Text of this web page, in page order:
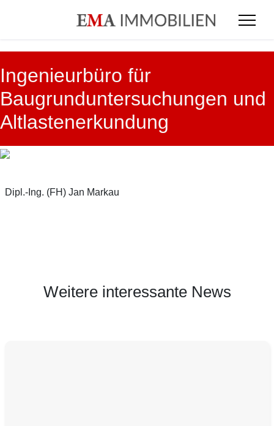
Ingenieurbüro für
Baugrunduntersuchungen und
Altlastenerkundung
Dipl.-Ing. (FH) Jan Markau
Weitere interessante News